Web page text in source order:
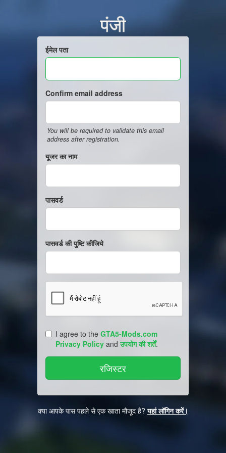
पंजी
ईमेल पता
Confirm email address
You will be required to validate this email
address after registration.
यूजर का नाम
पासवर्ड
पासवर्ड की पुष्टि कीजिये
I agree to the GTA5-Mods.com
Privacy Policy andउपयोग की शर्तें.
क्या आपके पास पहले से एक खाता मौजूद है?यहां लॉगिन करें।